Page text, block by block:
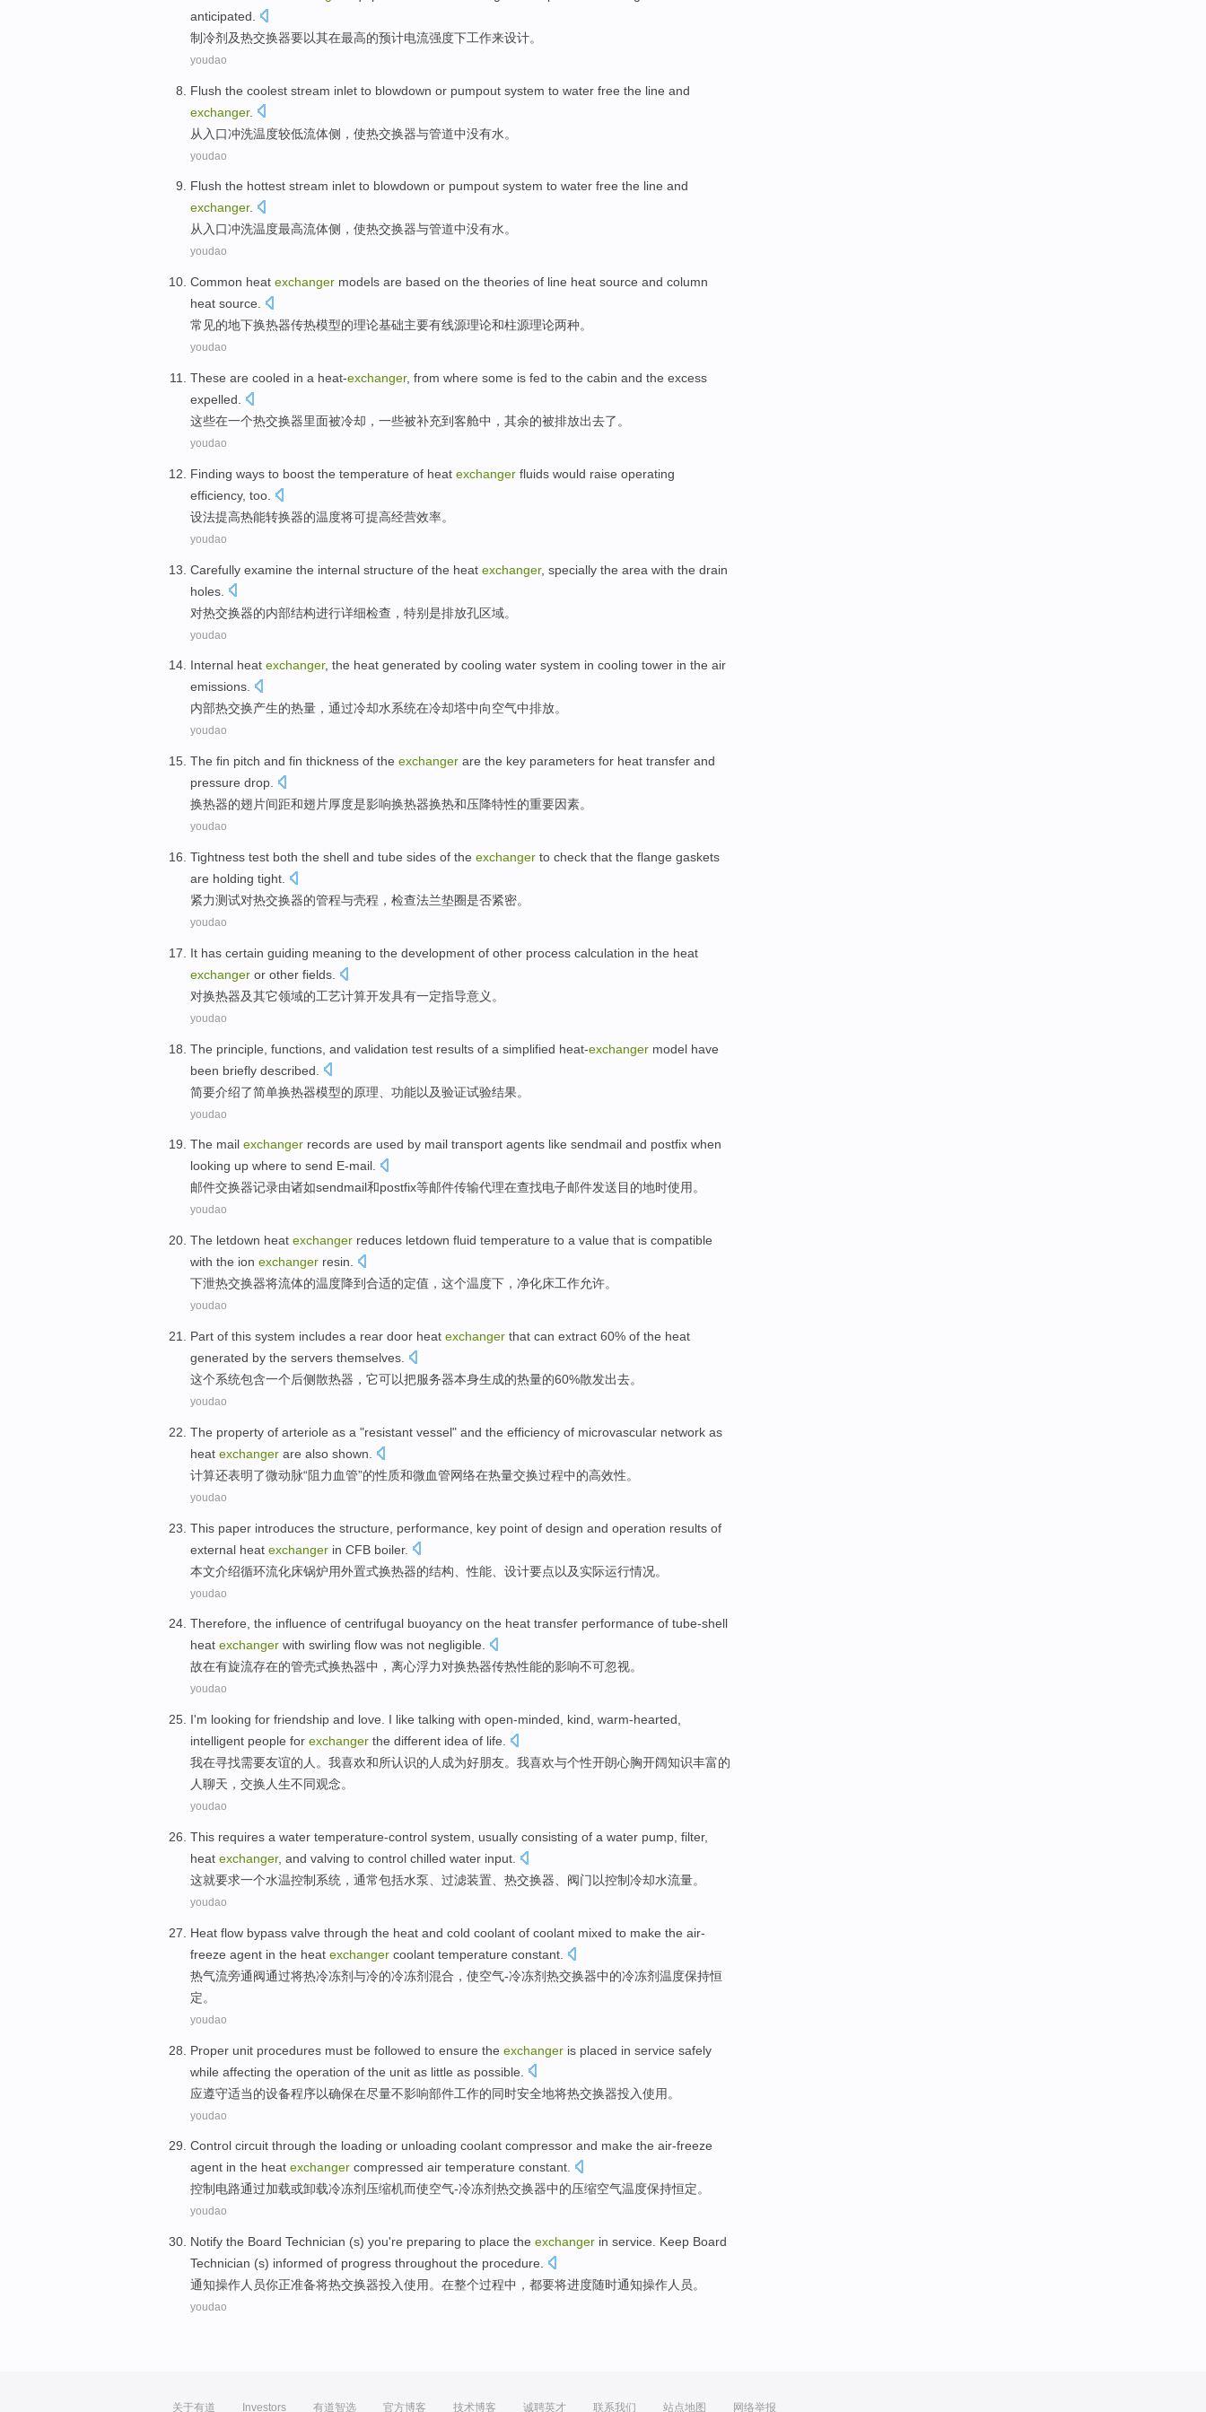
anticipated
制冷剂 及热交换器要以其在最高的预计电流强度下工作来设计。
youdao
Flush the coolest stream inlet to blowdown or pumpout system to water free the line and
exchanger.
从 入口冲洗温度较低流体侧，使热交换器与管道中没有水。
youdao
Flush the hottest stream inlet to blowdown or pumpout system to water free the line and
exchanger.
从入口冲洗温度最高流体侧，使热交换器与管道中没有水。
youdao
Common heat exchanger models are based on the theories of line heat source and column
heat source.
常见的地下换热器传热模型的理论基础主要有线源理论和柱源理论两种。
youdao
These are cooled in a heat-exchanger, from where some is fed to the cabin and the excess
expelled.
这些在一个热交换器里面被冷却 ， 一些被补充到客舱中 ，其余的被排放出去了。
youdao
Finding ways to boost the temperature of heat exchanger fluids would raise operating
efficiency, too.
设法提高热能转换器的温度将可提高经营效率。
youdao
Carefully examine the internal structure of the heat exchanger, specially the area with the drain
holes
对热交换器的内部结构进行详细检查， 特别是排放孔区域。
youdao
Internal heat exchanger, the heat generated by cooling water system in cooling tower in the air
emissions.
内部热交换产生的热量 ， 通过冷却水系统在冷却塔中向空气中排放。
youdao
The fin pitch and fin thickness of the exchanger are the key parameters for heat transfer and
pressure drop
换热器的翅片间距和翅片厚度是影响换热器换热和压降特性的重要因素。
youdao
Tightness test both the shell and tube sides of the exchanger to check that the flange gaskets
are holding tight
紧力测试对热交换器的管程与壳程， 检查法兰垫圈是否紧密。
youdao
It has certain guiding meaning to the development of other process calculation in the heat
exchanger or other fields
对换热器及其它领域的工艺计算开发具有一定指导意义 。
youdao
The principle functions and validation test results of a simplified heat-exchanger model have
been briefly described
简要介绍了简单换热器模型的原理 功能以及验证试验结果。
youdao
The mail exchanger records are used by mail transport agents like sendmail and postfix when
looking up where to send E-mail.
邮件交换器记录由诸如sendmail和postfix等邮件传输代理在查找电子邮件发送目的地时使用。
youdao
The letdown heat exchanger reduces letdown fluid temperature to a value that is compatible
with the ion exchanger resin.
下泄热交换器将流体的温度降到合适的定值 ，这个温度下，净化床工作允许。
youdao
Part of this system includes a rear door heat exchanger that can extract 60% of the heat
generated by the servers themselves
这个系统包含一个后侧散热器 ， 它可以把服务器本身生成的热量的60%散发出去。
youdao
The property of arteriole as a "resistant vessel" and the efficiency of microvascular network as
heat exchanger are also shown.
计算还表明了微动脉“阻力 血管”的性质和微血管网络在热量交换过程中的高效性。
youdao
This paper introduces the structure performance key point of design and operation results of
external heat exchanger in CFB boiler.
本文介绍循环流化床锅炉用外置式换热器的结构 、性能 设计要点以及实际运行情况。
youdao
Therefore, the influence of centrifugal buoyancy on the heat transfer performance of tube-shell
heat exchanger with swirling flow was not negligible.
故在有旋流存在的管壳式换热器中 ， 离心浮力对换热器传热性能的影响不可忽视。
youdao
I'm looking for friendship and love. I like talking with open-minded , kind, warm-hearted,
intelligent people for exchanger the different idea of life
我在寻找需要友谊的 人 。我喜欢和所认识的人成为好朋友。我喜欢与个性开朗心胸开阔知识丰富的
人聊天 ， 交换 人生不同观念。
youdao
This requires a water temperature-control system usually consisting of a water pump filter,
heat exchanger, and valving to control chilled water input.
这就要求一个水温控制 系统 ， 通常包括水泵 过滤装置 热交换器、 阀门以控制冷却水流量。
youdao
Heat flow bypass valve through the heat and cold coolant of coolant mixed to make the air-
freeze agent in the heat exchanger coolant temperature constant
热气流旁通阀通过将热冷冻剂与冷的冷冻剂混合 ， 使空气-冷冻剂热交换器中的冷冻剂温度保持恒
定。
youdao
Proper unit procedures must be followed to ensure the exchanger is placed in service safely
while affecting the operation of the unit as little as possible
应遵守适当的设备程序以确保在尽量不影响部件工作的同时安全地将热交换器投入使用。
youdao
Control circuit through the loading or unloading coolant compressor and make the air-freeze
agent in the heat exchanger compressed air temperature constant.
控制 电路通过加载或卸载冷冻剂 压缩机而使空气-冷冻剂热交换器中的压缩空气温度保持恒定。
youdao
Notify the Board Technician (s) you're preparing to place the exchanger in service Keep Board
Technician (s) informed of progress throughout the procedure.
通知操作人员你正准备将热交换器投入使用 。在整个过程中，都要将进度随时通知操作人员。
youdao
关于有道 Investors 有道智选 官方博客 技术博客 诚聘英才 联系我们 站点地图 网络举报